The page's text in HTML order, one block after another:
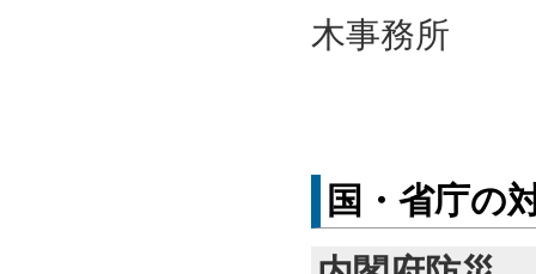
木事務所
国・省庁の